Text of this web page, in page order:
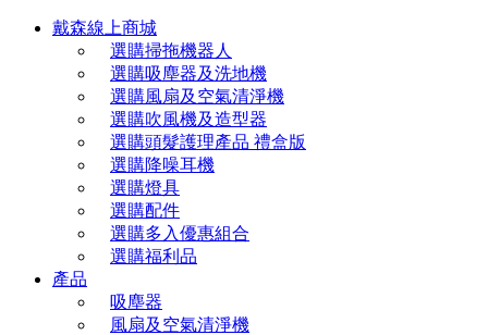
戴森線上商城
選購掃拖機器人
選購吸塵器及洗地機
選購風扇及空氣清淨機
選購吹風機及造型器
選購頭髮護理產品 禮盒版
選購降噪耳機
選購燈具
選購配件
選購多入優惠組合
選購福利品
產品
吸塵器
風扇及空氣清淨機